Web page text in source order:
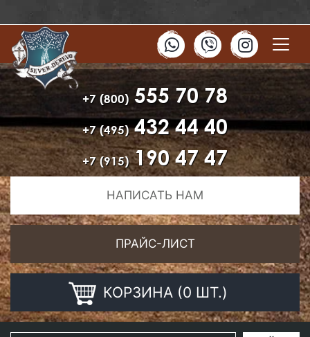
+7 (800) 555 70 78
+7 (495)432 44 40
+7 (915)190 47 47
НАПИСАТЬ НАМ
ПРАЙС-ЛИСТ
КОРЗИНА (0 ШТ.)